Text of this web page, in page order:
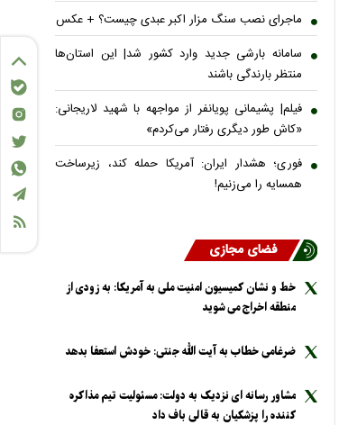
ماجرای نصب سنگ مزار اکبر عبدی چیست؟ + عکس
سامانه بارشی جدید وارد کشور شد| این استان‌ها
منتظر بارندگی باشند
فیلم| پشیمانی پویانفر از مواجهه با شهید لاریجانی:
«کاش طور دیگری رفتار می‌کردم»
فوری؛ هشدار ایران: آمریکا حمله کند، زیرساخت
همسایه را می‌زنیم!
فضای مجازی
خط و نشان کمیسیون امنیت ملی به آمریکا: به زودی از
منطقه اخراج می شوید
ضرغامی خطاب به آیت الله جنتی: خودش استعفا بدهد
مشاور رسانه ای نزدیک به دولت: مسئولیت تیم مذاکره
کننده را پزشکیان به قالی باف داد